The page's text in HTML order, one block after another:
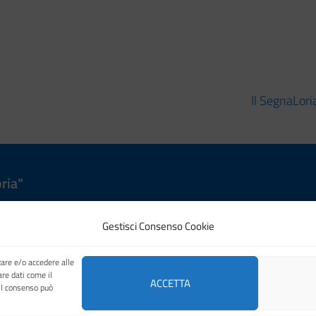
Gestisci Consenso Cookie
e/o accedere alle
dati come il
consenso può
ACCETTA
Il